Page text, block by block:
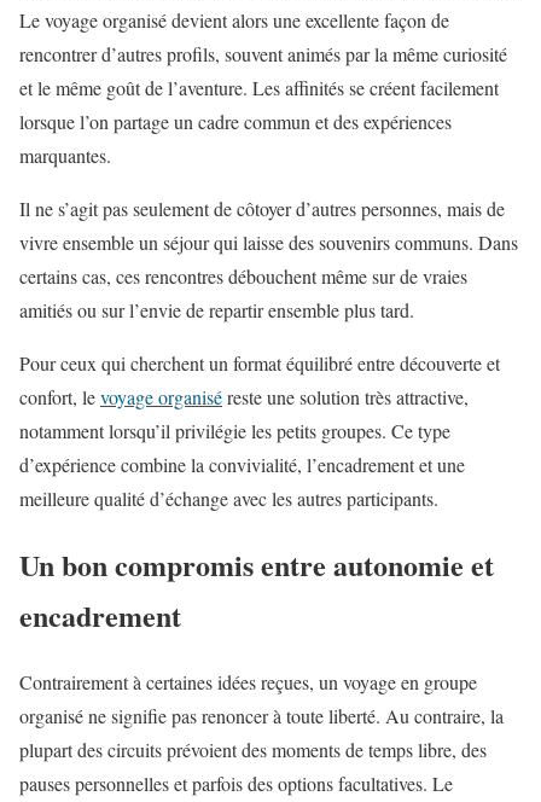
Le voyage organisé devient alors une excellente façon de
rencontrer d’autres profils, souvent animés par la même curiosité
et le même goût de l’aventure. Les affinités se créent facilement
lorsque l’on partage un cadre commun et des expériences
marquantes.
Il ne s’agit pas seulement de côtoyer d’autres personnes, mais de
vivre ensemble un séjour qui laisse des souvenirs communs. Dans
certains cas, ces rencontres débouchent même sur de vraies
amitiés ou sur l’envie de repartir ensemble plus tard.
Pour ceux qui cherchent un format équilibré entre découverte et
confort, levoyage organiséreste une solution très attractive,
notamment lorsqu’il privilégie les petits groupes. Ce type
d’expérience combine la convivialité, l’encadrement et une
meilleure qualité d’échange avec les autres participants.
Un bon compromis entre autonomie et
encadrement
Contrairement à certaines idées reçues, un voyage en groupe
organisé ne signifie pas renoncer à toute liberté. Au contraire, la
plupart des circuits prévoient des moments de temps libre, des
pauses personnelles et parfois des options facultatives. Le